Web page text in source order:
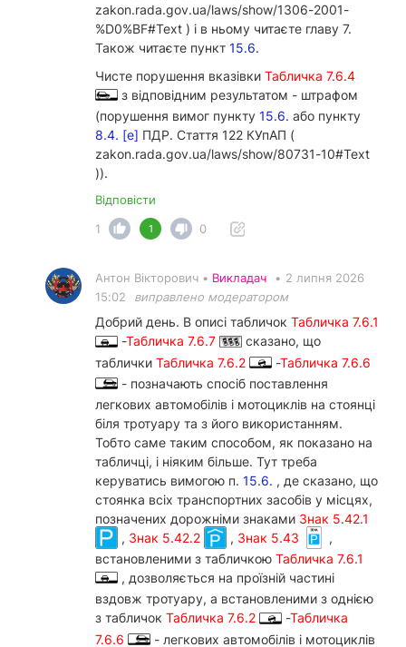
zakon.rada.gov.ua/laws/show/1306-2001-
%D0%BF#Text ) і в ньому читаєте главу 7.
Також читаєте пункт 15.6.
Чисте порушення вказівки Табличка 7.6.4
з відповідним результатом - штрафом
(порушення вимог пункту 15.6. або пункту
8.4. [е] ПДР. Стаття 122 КУпАП (
zakon.rada.gov.ua/laws/show/80731-10#Text
)).
Відповісти
1
1 0
Антон Вікторович • Викладач • 2 липня 2026
15:02
виправлено модератором
Добрий день. В описі табличок Табличка 7.6.1
-Табличка 7.6.7
сказано, що
таблички Табличка 7.6.2 -Табличка 7.6.6
- позначають спосіб поставлення
легкових автомобілів і мотоциклів на стоянці
біля тротуару та з його використанням.
Тобто саме таким способом, як показано на
табличці, і ніяким більше. Тут треба
керуватись вимогою п. 15.6. , де сказано, що
стоянка всіх транспортних засобів у місцях,
позначених дорожніми знаками Знак 5.42.1
, Знак 5.42.2 , Знак 5.43
,
встановленими з табличкою Табличка 7.6.1
, дозволяється на проїзній частині
вздовж тротуару, а встановленими з однією
з табличок Табличка 7.6.2 -Табличка
7.6.6
- легкових автомобілів і мотоциклів